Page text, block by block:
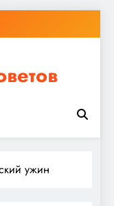
в Мастерской
ужин